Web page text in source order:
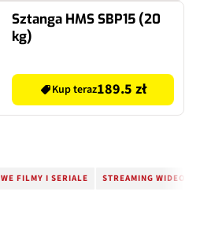
Sztanga HMS SBP15 (20
kg)
Kup teraz189.5 zł
FILMY I SERIALE STREAMING WIDEO